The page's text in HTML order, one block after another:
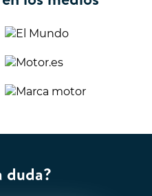
duda?